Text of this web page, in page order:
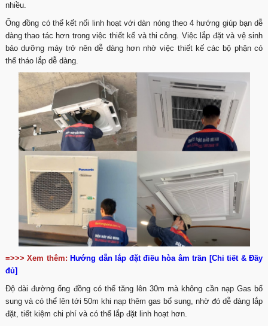
nhiều.
Ống đồng có thể kết nối linh hoạt với dàn nóng theo 4 hướng giúp bạn dễ
dàng thao tác hơn trong việc thiết kế và thi công. Việc lắp đặt và vệ sinh
bảo dưỡng máy trở nên dễ dàng hơn nhờ việc thiết kế các bộ phận có
thể tháo lắp dễ dàng.
=>>> Xem thêm: Hướng dẫn lắp đặt điều hòa âm trần [Chi tiết & Đầy
đủ]
Độ dài đường ống đồng có thể tăng lên 30m mà không cần nạp Gas bổ
sung và có thể lên tới 50m khi nạp thêm gas bổ sung, nhờ đó dễ dàng lắp
đặt, tiết kiệm chi phí và có thể lắp đặt linh hoạt hơn.